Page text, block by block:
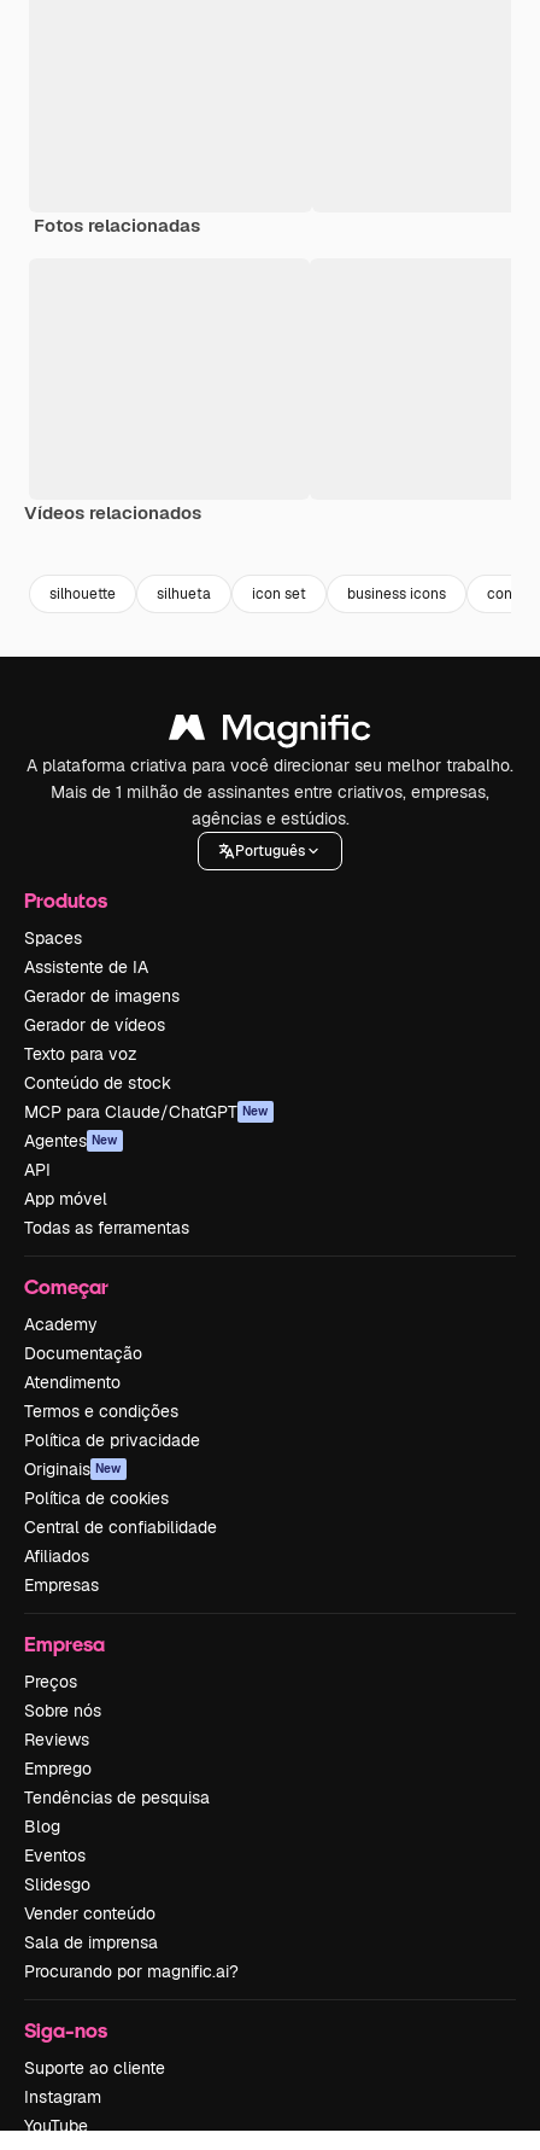
Fotos relacionadas
Vídeos relacionados
silhouette silhueta icon set business icons
A plataforma criativa para você direcionar seu melhor trabalho.
Mais de 1 milhão de assinantes entre criativos, empresas,
agências e estúdios.
Português
Produtos
Spaces
Assistente de IA
Gerador de imagens
Gerador de vídeos
Texto para voz
Conteúdo de stock
MCP para Claude/ChatGPT New
Agentes New
API
App móvel
Todas as ferramentas
Começar
Academy
Documentação
Atendimento
Termos e condições
Política de privacidade
Originais New
Política de cookies
Central de confiabilidade
Afiliados
Empresas
Empresa
Preços
Sobre nós
Reviews
Emprego
Tendências de pesquisa
Blog
Eventos
Slidesgo
Vender conteúdo
Sala de imprensa
Procurando por magnific.ai?
Siga-nos
Suporte ao cliente
Instagram
YouTube